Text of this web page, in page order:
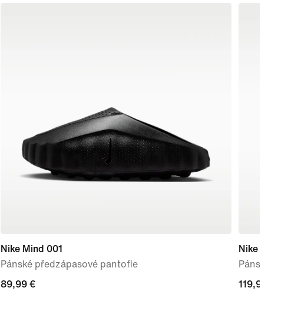
Nike Mind 001
Pánské předzápasové pantofle
89,99 €
89,99 €
Nike Ava X
Pánské
119,99 €
119,99 €